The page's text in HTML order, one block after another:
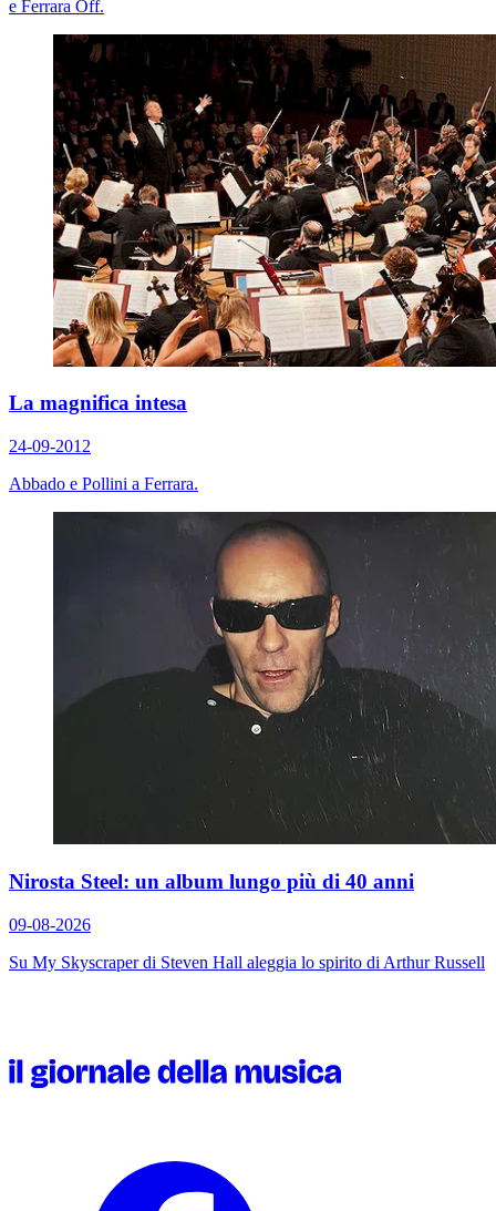
e Ferrara Off.
La magnifica intesa
24-09-2012
Abbado e Pollini a Ferrara.
Nirosta Steel: un album lungo più di 40 anni
09-08-2026
Su My Skyscraperdi Steven Hall aleggia lo spirito di Arthur Russell